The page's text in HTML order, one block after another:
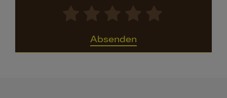
Absenden